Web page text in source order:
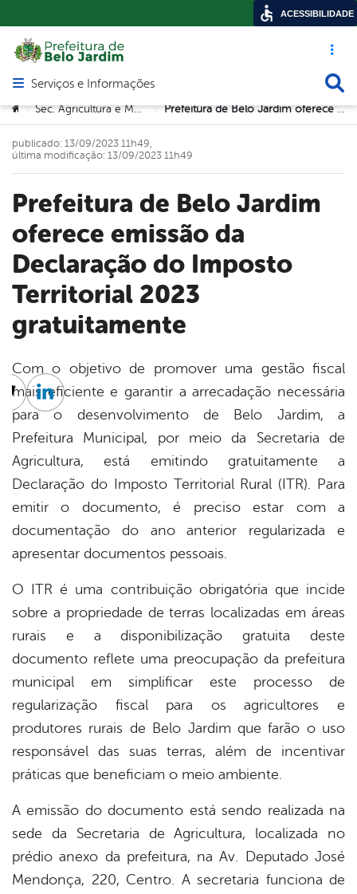
Acesso
Abrir menu principal de navegação
Serviços e Informações
Você está aqui:
> Sec. Agricultura e Meio Ambiente > Prefeitura de Belo Jardim oferece emissão da Declaração do Imposto Territorial 2023 gratuitamente
Prefeitura de Belo Jardim
oferece emissão da
Declaração do Imposto
Territorial 2023
gratuitamente
publicado: 13/09/2023 11h49,
última modificação: 13/09/2023 11h49
Com o objetivo de promover uma gestão fiscal
mais eficiente e garantir a arrecadação necessária
para o desenvolvimento de Belo Jardim, a
Prefeitura Municipal, por meio da Secretaria de
Agricultura, está emitindo gratuitamente a
Declaração do Imposto Territorial Rural (ITR). Para
emitir o documento, é preciso estar com a
documentação do ano anterior regularizada e
apresentar documentos pessoais.
O ITR é uma contribuição obrigatória que incide
sobre a propriedade de terras localizadas em áreas
rurais e a disponibilização gratuita deste
documento reflete uma preocupação da prefeitura
municipal em simplificar este processo de
regularização fiscal para os agricultores e
produtores rurais de Belo Jardim que farão o uso
responsável das suas terras, além de incentivar
práticas que beneficiam o meio ambiente.
A emissão do documento está sendo realizada na
sede da Secretaria de Agricultura, localizada no
prédio anexo da prefeitura, na Av. Deputado José
Mendonça, 220, Centro. A secretaria funciona de
Twitter
Linkedin
ACESSIBILIDADE